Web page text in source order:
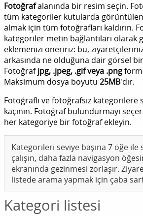
Fotoğrafalanında bir resim seçin.
tüm kategoriler kutularda
almak için tüm fotoğrafları kaldırın.
kategoriler metin bağlantıları olarak
eklemenizi öneririz: bu,
arkasında ne olduğuna dair görsel
Fotoğrafjpg, .jpeg, .gif veya .png
Maksimum dosya boyutu 25MB'dır.
Fotoğraflı ve fotoğrafsız kategorilere
kaçının. Fotoğraf bulundurmayı
her kategoriye bir fotoğraf ekleyin.
Kategorileri seviye başına 7 öğe ile
çalışın, daha fazla navigasyon
ekranında gezinmesi zorlaşır.
listede arama yapmak için çaba
Kategori listesi